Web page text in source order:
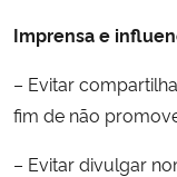
Imprensa e
– Evitar
fim de não
– Evitar divulgar